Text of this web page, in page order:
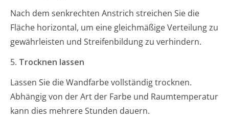
Nach dem senkrechten Anstrich streichen Sie die
Fläche horizontal, um eine gleichmäßige Verteilung zu
gewährleisten und Streifenbildung zu verhindern.
5. Trocknen lassen
Lassen Sie die Wandfarbe vollständig trocknen.
Abhängig von der Art der Farbe und Raumtemperatur
kann dies mehrere Stunden dauern.